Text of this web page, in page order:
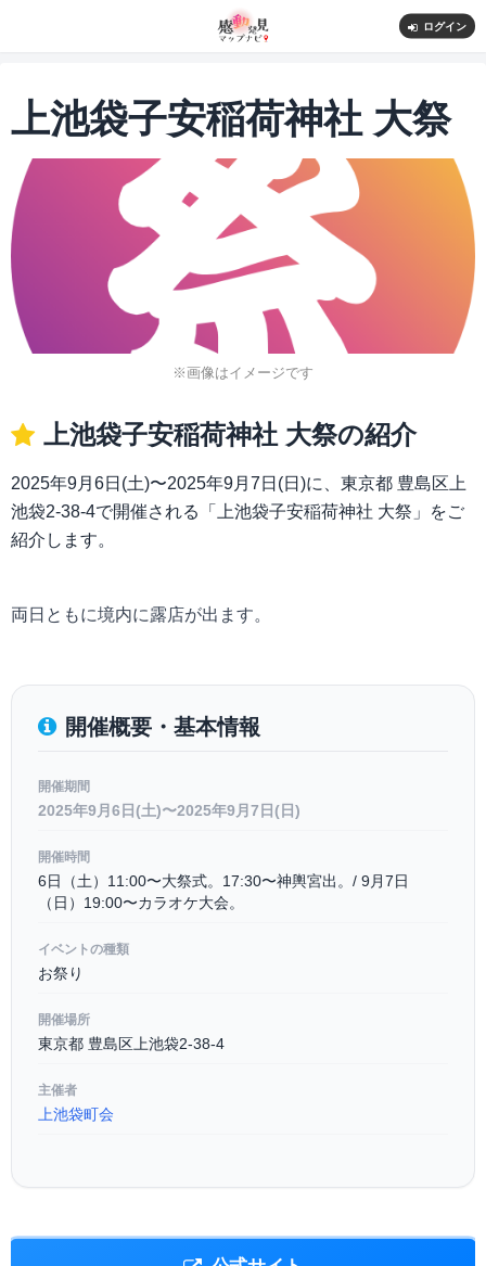
ログイン
上池袋子安稲荷神社 大祭
※画像はイメージです
上池袋子安稲荷神社 大祭の紹介
2025年9月6日(土)〜2025年9月7日(日)に、東京都 豊島区上
池袋2-38-4で開催される「上池袋子安稲荷神社 大祭」をご
紹介します。
両日ともに境内に露店が出ます。
開催概要・基本情報
開催期間
2025年9月6日(土)〜2025年9月7日(日)
開催時間
6日（土）11:00〜大祭式。17:30〜神輿宮出。/ 9月7日
（日）19:00〜カラオケ大会。
イベントの種類
お祭り
開催場所
東京都 豊島区上池袋2-38-4
主催者
上池袋町会